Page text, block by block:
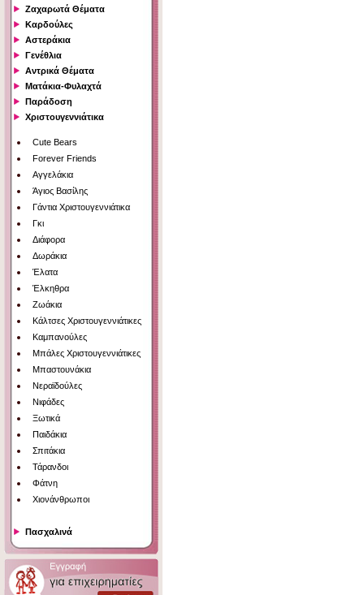
Ζαχαρωτά Θέματα
Καρδούλες
Αστεράκια
Γενέθλια
Αντρικά Θέματα
Ματάκια-Φυλαχτά
Παράδοση
Χριστουγεννιάτικα
Cute Bears
Forever Friends
Αγγελάκια
Άγιος Βασίλης
Γάντια Χριστουγεννιάτικα
Γκι
Διάφορα
Δωράκια
Έλατα
Έλκηθρα
Ζωάκια
Κάλτσες Χριστουγεννιάτικες
Καμπανούλες
Μπάλες Χριστουγεννιάτικες
Μπαστουνάκια
Νεραϊδούλες
Νιφάδες
Ξωτικά
Παιδάκια
Σπιτάκια
Τάρανδοι
Φάτνη
Χιονάνθρωποι
Πασχαλινά